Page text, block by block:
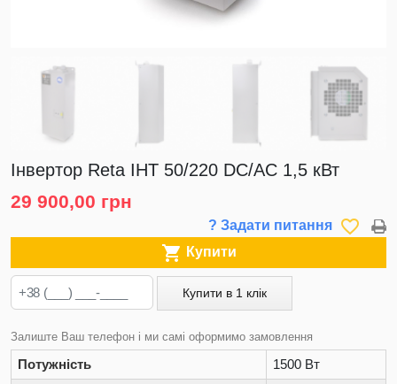
Інвертор Reta ІНТ 50/220 DC/AC 1,5 кВт
29 900,00 грн
? Задати питання favorite_border
 Купити
Купити в 1 клік
Залиште Ваш телефон і ми самі оформимо замовлення
Потужність
1500 Вт